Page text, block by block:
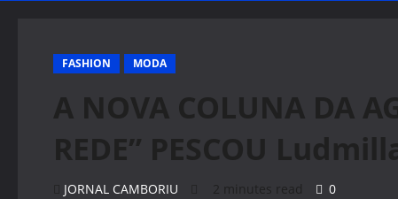
FASHION MODA
A NOVA COLUNA DA
REDE” PESCOU
JORNAL CAMBORIU 2 minutes read 0